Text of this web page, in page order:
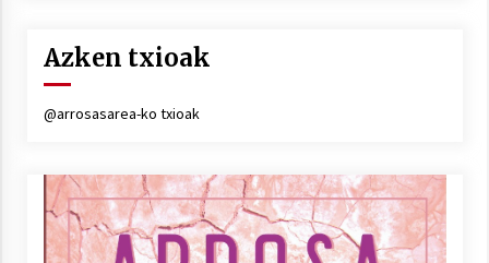
Azken txioak
@arrosasarea-ko txioak